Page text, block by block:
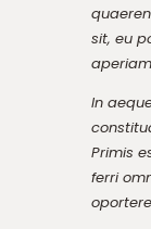
sit, eu
In
Primis
ferri